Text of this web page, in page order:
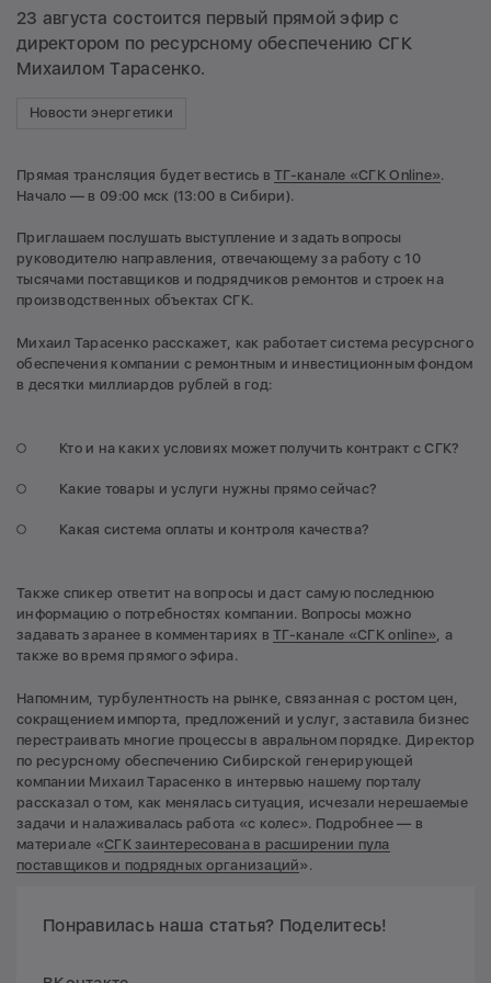
23 августа состоится первый прямой эфир с
директором по ресурсному обеспечению СГК
Михаилом Тарасенко.
Новости энергетики
Прямая трансляция будет вестись вТГ-канале «СГК Online».
Начало — в 09:00 мск (13:00 в Сибири).
Приглашаем послушать выступление и задать вопросы
руководителю направления, отвечающему за работу с 10
тысячами поставщиков и подрядчиков ремонтов и строек на
производственных объектах СГК.
Михаил Тарасенко расскажет, как работает система ресурсного
обеспечения компании с ремонтным и инвестиционным фондом
в десятки миллиардов рублей в год:
Кто и на каких условиях может получить контракт с СГК?
Какие товары и услуги нужны прямо сейчас?
Какая система оплаты и контроля качества?
Также спикер ответит на вопросы и даст самую последнюю
информацию о потребностях компании. Вопросы можно
задавать заранее в комментариях вТГ-канале «СГК online», а
также во время прямого эфира.
Напомним, турбулентность на рынке, связанная с ростом цен,
сокращением импорта, предложений и услуг, заставила бизнес
перестраивать многие процессы в авральном порядке. Директор
по ресурсному обеспечению Сибирской генерирующей
компании Михаил Тарасенко в интервью нашему порталу
рассказал о том, как менялась ситуация, исчезали нерешаемые
задачи и налаживалась работа «с колес». Подробнее — в
материале «СГК заинтересована в расширении пула
поставщиков и подрядных организаций».
Понравилась наша статья? Поделитесь!